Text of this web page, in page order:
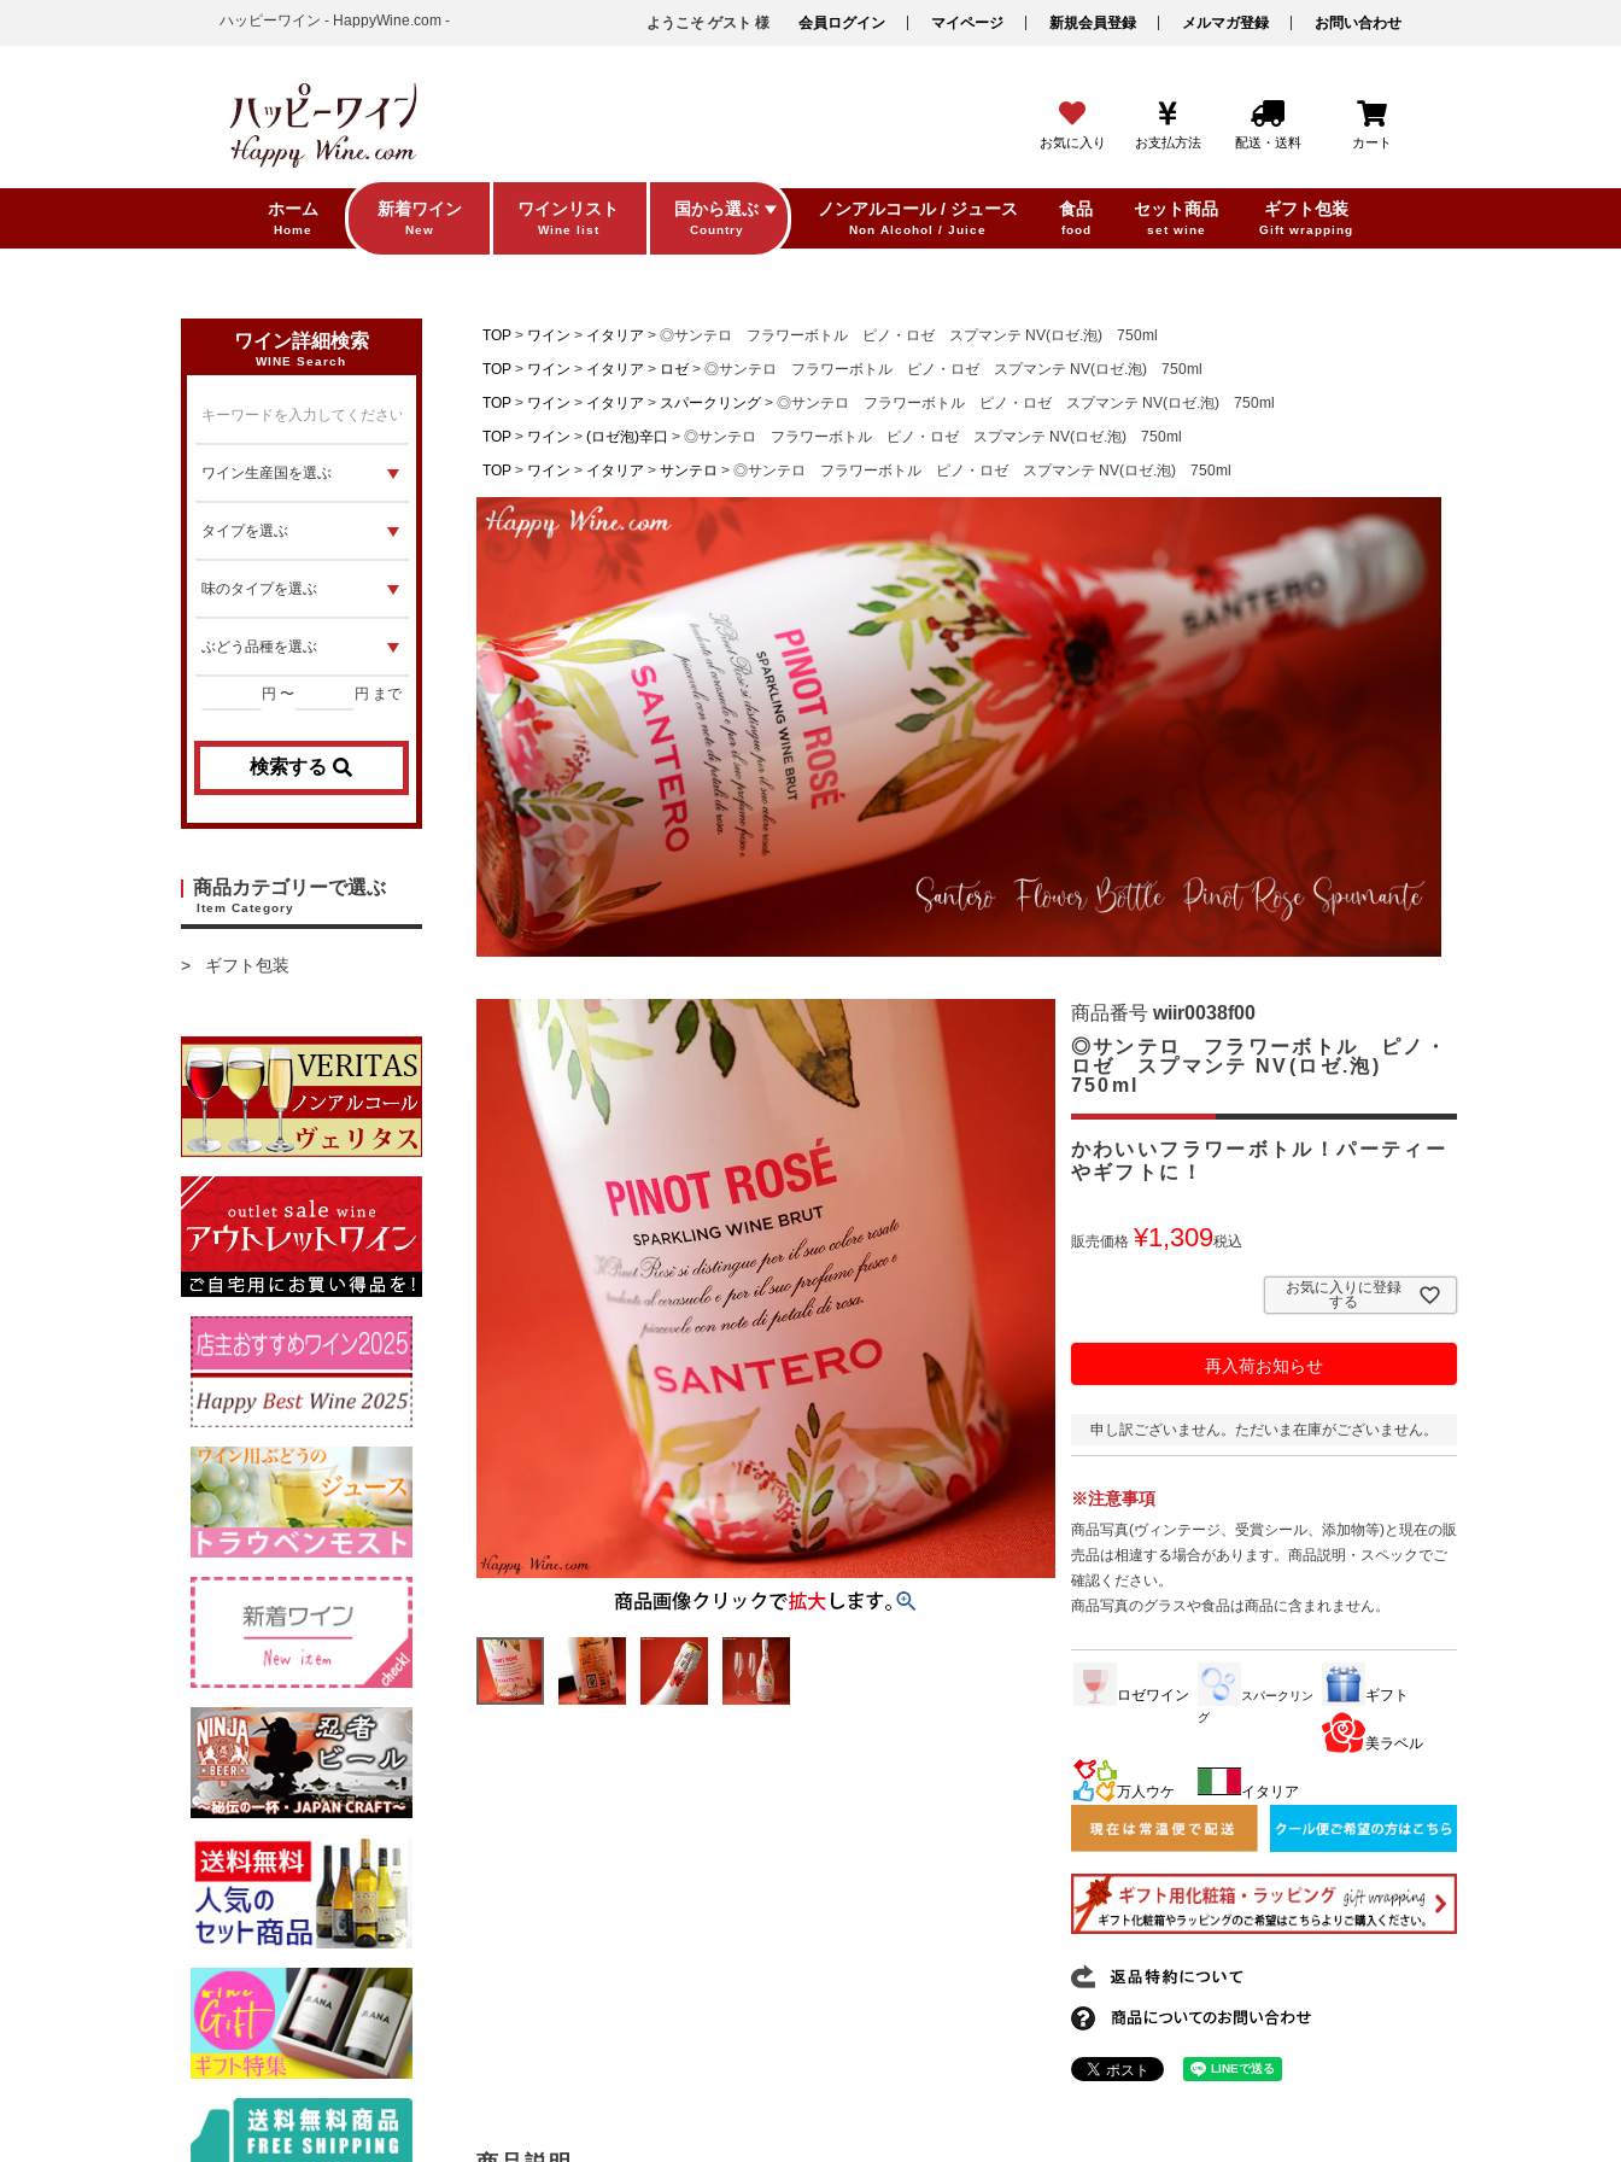
ハッピーワイン - HappyWine.com - ようこそ ゲスト 様 会員ログイン マイページ 新規会員登録 メルマガ登録 お問い合わせ
お気に入り お支払方法 配送・送料 カート
ホーム
Home
新着ワイン
New
ワインリスト
Wine list
国から選ぶ
Country
ノンアルコール / ジュース
Non Alcohol / Juice
食品
food
セット商品
set wine
ギフト包装
Gift wrapping
ワイン詳細検索
WINE Search
円 〜 円 まで
検索する
商品カテゴリーで選ぶ
Item Category
ギフト包装
TOP ワイン イタリア
◎サンテロ フラワーボトル ピノ・ロゼ スプマンテ NV(ロゼ.泡) 750ml
TOP
ワイン イタリア ロゼ
◎サンテロ フラワーボトル ピノ・ロゼ スプマンテ NV(ロゼ.泡) 750ml
TOP
ワイン イタリア スパークリング
◎サンテロ フラワーボトル ピノ・ロゼ スプマンテ NV(ロゼ.泡) 750ml
TOP
ワイン (ロゼ泡)辛口
◎サンテロ フラワーボトル ピノ・ロゼ スプマンテ NV(ロゼ.泡) 750ml
TOP
ワイン イタリア サンテロ ◎サンテロ フラワーボトル ピノ・ロゼ スプマンテ NV(ロゼ.泡) 750ml
商品番号 wiir0038f00
かわいいフラワーボトル！パーティー
やギフトに！
◎サンテロ フラワーボトル ピノ・
ロゼ スプマンテ NV(ロゼ.泡)
750ml
販売価格 ¥1,309税込
お気に入りに登録
する
再入荷お知らせ
申し訳ございません。ただいま在庫がございません。
※注意事項
商品写真(ヴィンテージ、受賞シール、添加物等)と現在の販
売品は相違する場合があります。商品説明・スペックでご
確認ください。
商品写真のグラスや食品は商品に含まれません。
ロゼワイン
スパークリン
グ
ギフト
美ラベル
万人ウケ イタリア